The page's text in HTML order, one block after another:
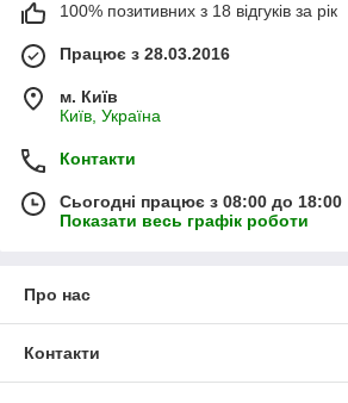
100% позитивних з 18 відгуків за рік
Працює з 28.03.2016
м. Київ
Київ, Україна
Контакти
Сьогодні працює з 08:00 до 18:00
Показати весь графік роботи
Про нас
Контакти